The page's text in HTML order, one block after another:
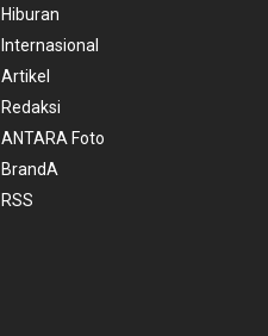
Hiburan
Internasional
Artikel
Redaksi
ANTARA Foto
BrandA
RSS